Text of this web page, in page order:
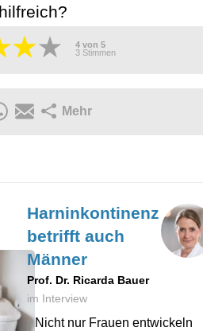
4 von 5
3 Stimmen
Mehr
Harninkontinenz
betrifft auch
Männer
Prof. Dr. Ricarda Bauer
im Interview
Nicht nur Frauen entwickeln